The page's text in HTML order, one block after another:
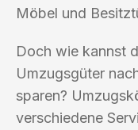
Möbel und
Doch wie kannst
Umzugsgüter
sparen?
verschiedene